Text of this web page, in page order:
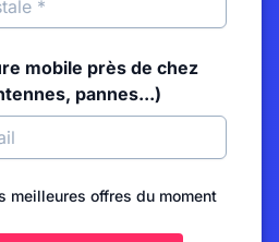
mobile près de chez
pannes...)
meilleures offres du moment